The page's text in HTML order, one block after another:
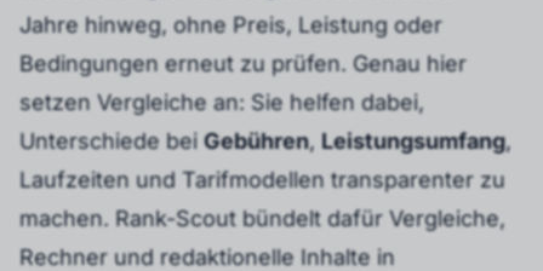
Jahre hinweg, ohne Preis, Leistung oder
Bedingungen erneut zu prüfen. Genau hier
setzen Vergleiche an: Sie helfen dabei,
Unterschiede bei Gebühren, Leistungsumfang,
Laufzeiten und Tarifmodellen transparenter zu
machen. Rank-Scout bündelt dafür Vergleiche,
Rechner und redaktionelle Inhalte in